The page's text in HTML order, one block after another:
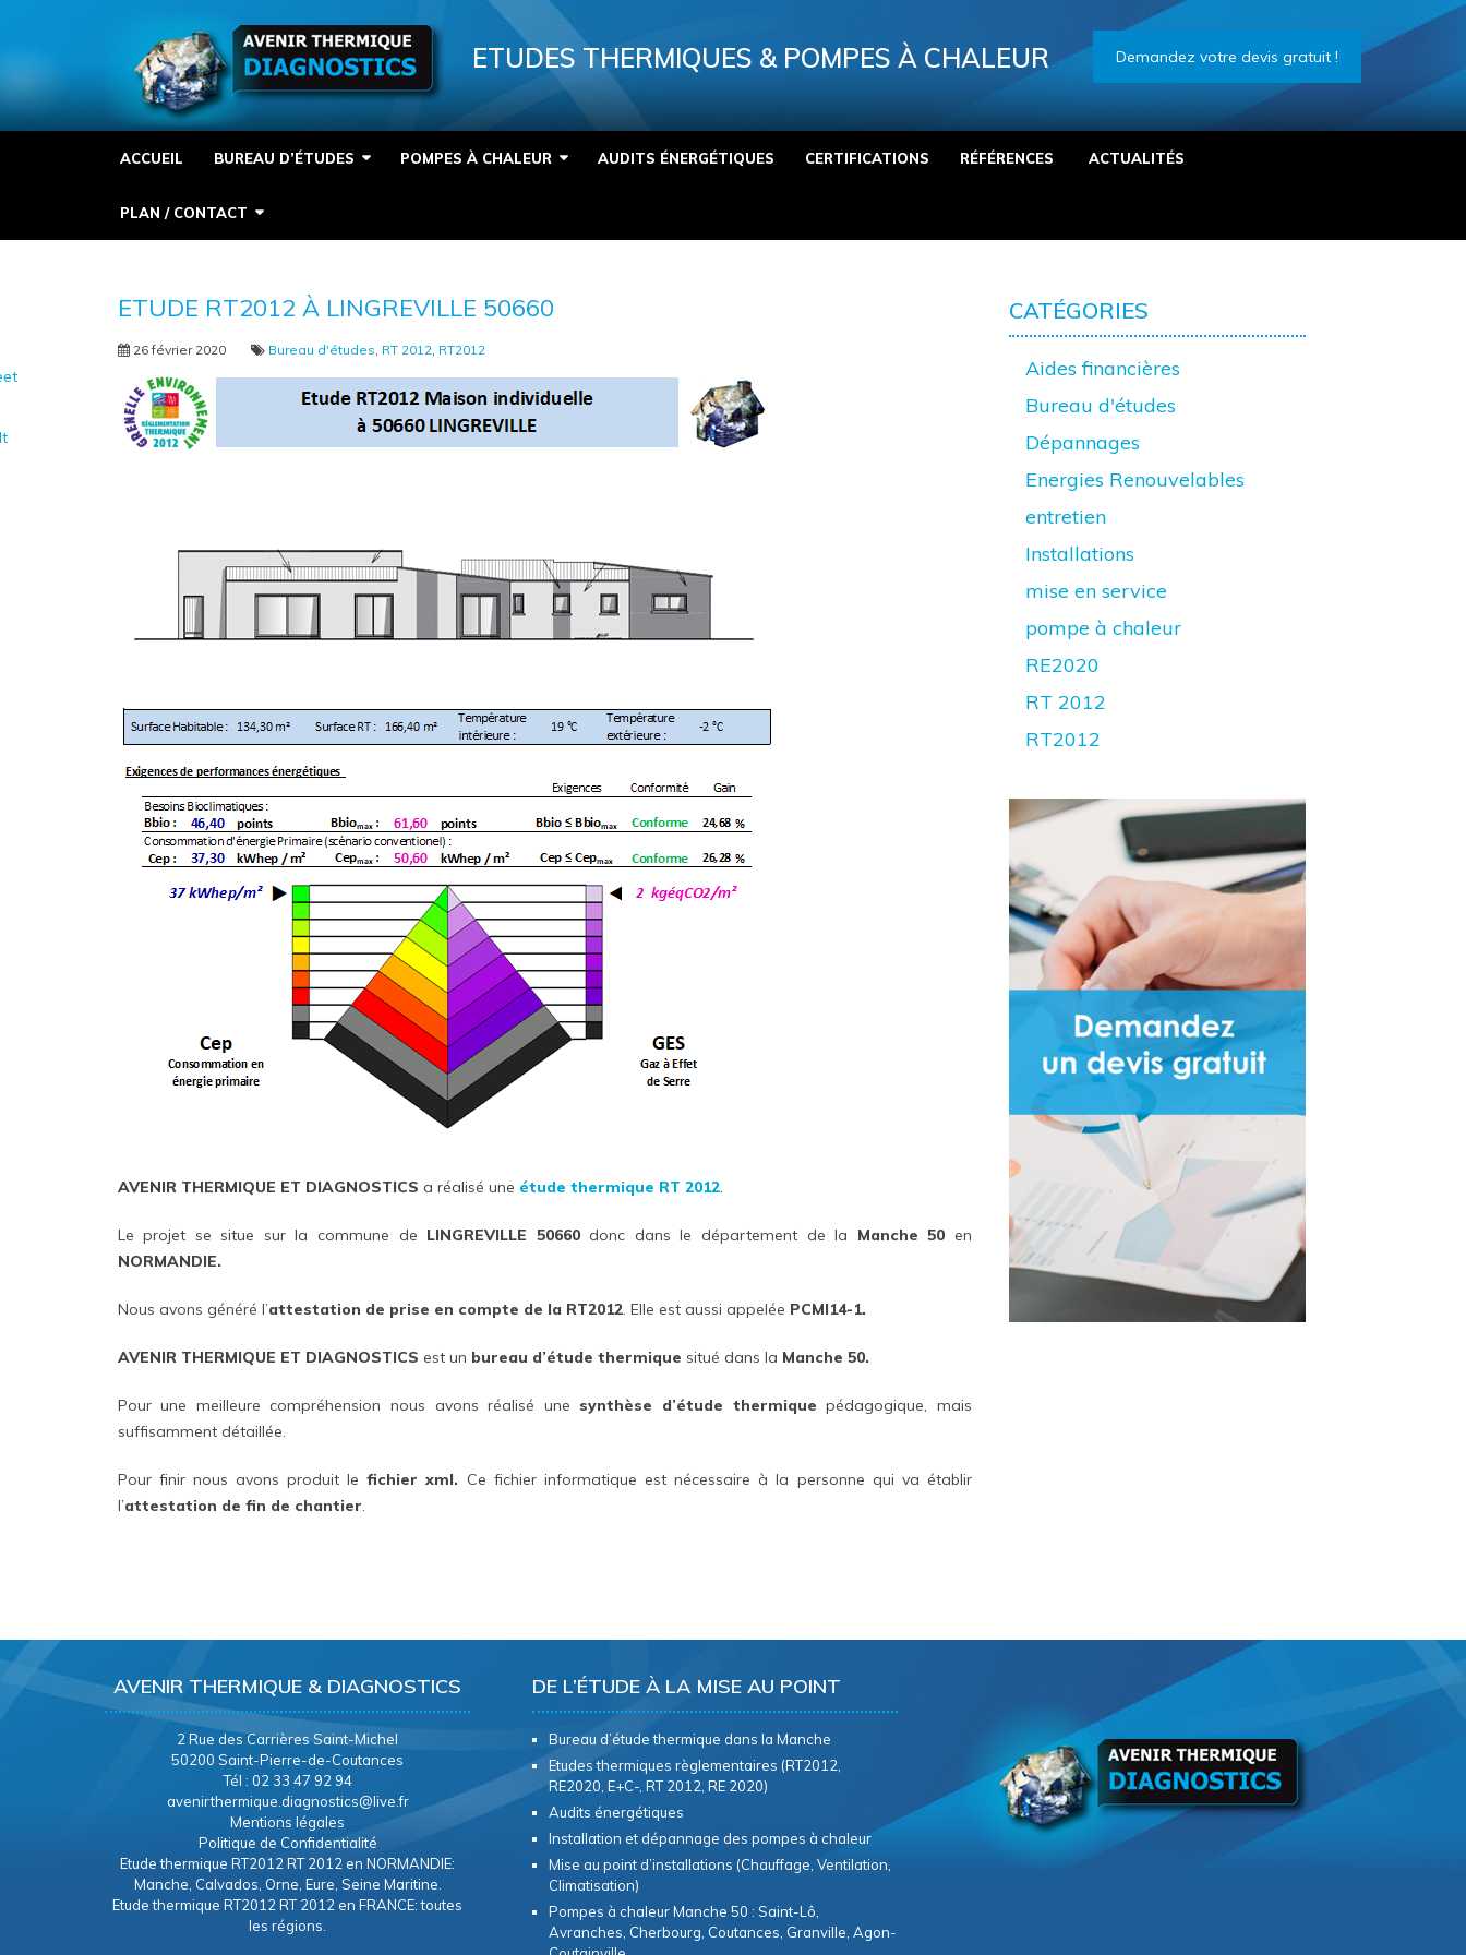
Demandez votre devis gratuit !
ETUDES THERMIQUES & POMPES À CHALEUR
ACCUEIL BUREAU D’ÉTUDES POMPES À CHALEUR AUDITS ÉNERGÉTIQUES CERTIFICATIONS RÉFÉRENCES ACTUALITÉS
PLAN / CONTACT
ETUDE RT2012 À LINGREVILLE 50660
26 février 2020 Bureau d'études RT 2012 RT2012
AVENIR THERMIQUE ET DIAGNOSTICS a réalisé une étude thermique RT 2012.
Le projet se situe sur la commune de LINGREVILLE 50660donc dans le département de la Manche 50 en
NORMANDIE.
Nous avons généré l’attestation de prise en compte de la RT2012. Elle est aussi appelée PCMI14-1.
AVENIR THERMIQUE ET DIAGNOSTICS est un bureau d’étude thermique situé dans la Manche 50.
Pour une meilleure compréhension nous avons réalisé une synthèse d’étude thermique pédagogique, mais
suffisamment détaillée.
Pour finir nous avons produit lefichier xml. Ce fichier informatique est nécessaire à la personne qui va établir
l’attestation de fin de chantier
CATÉGORIES
Aides financières
Bureau d'études
Dépannages
Energies Renouvelables
entretien
Installations
mise en service
pompe à chaleur
RE2020
RT 2012
RT2012
AVENIR THERMIQUE & DIAGNOSTICS
2 Rue des Carrières Saint-Michel
50200 Saint-Pierre-de-Coutances
Tél : 02 33 47 92 94
avenirthermique.diagnostics@live.fr
Mentions légales
Politique de Confidentialité
Etude thermique RT2012 RT 2012 en NORMANDIE:
Manche, Calvados, Orne, Eure, Seine Maritine.
Etude thermique RT2012 RT 2012 en FRANCE: toutes
les régions.
DE L’ÉTUDE À LA MISE AU POINT
Bureau d’étude thermique dans la Manche
Etudes thermiques règlementaires (RT2012,
RE2020, E+C-, RT 2012, RE 2020)
Audits énergétiques
Installation et dépannage des pompes à chaleur
Mise au point d’installations (Chauffage, Ventilation,
Climatisation)
Pompes à chaleur Manche 50 : Saint-Lô,
Avranches, Cherbourg, Coutances, Granville, Agon-